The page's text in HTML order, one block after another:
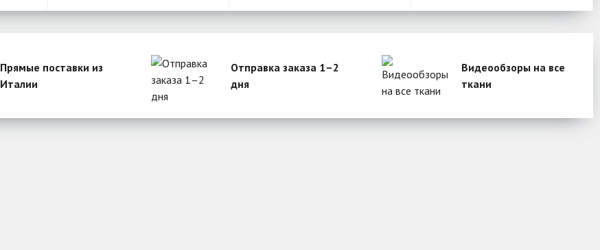
Прямые поставки из
Италии
Отправка заказа 1–2
дня
Видеообзоры на все
ткани